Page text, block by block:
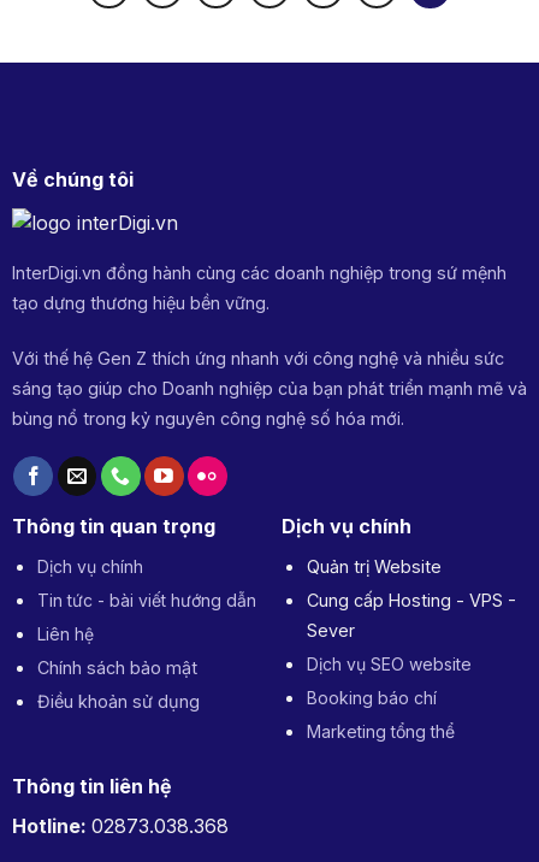
Về chúng tôi
InterDigi.vn đồng hành cùng các doanh nghiệp trong sứ mệnh
tạo dựng thương hiệu bền vững.
Với thế hệ Gen Z thích ứng nhanh với công nghệ và nhiều sức
sáng tạo giúp cho Doanh nghiệp của bạn phát triển mạnh mẽ và
bùng nổ trong kỷ nguyên công nghệ số hóa mới.
Thông tin quan trọng
Dịch vụ chính
Tin tức - bài viết hướng dẫn
Liên hệ
Chính sách bảo mật
Điều khoản sử dụng
Dịch vụ chính
Quản trị Website
Cung cấp Hosting - VPS -
Sever
Dịch vụ SEO website
Booking báo chí
Marketing tổng thể
Thông tin liên hệ
Hotline: 02873.038.368